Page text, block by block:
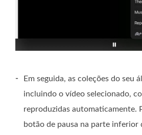
-
Em seguida, as coleções do seu
incluindo o vídeo selecionado,
reproduzidas automaticamente.
botão de pausa na parte inferior